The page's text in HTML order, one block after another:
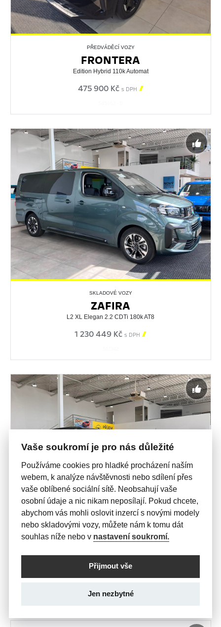
PŘEDVÁDĚCÍ VOZY
FRONTERA
Edition Hybrid 110k Automat
475 900 Kč s DPH 
SKLADOVÉ VOZY
ZAFIRA
L2 XL Elegan 2.2 CDTi 180k AT8
1 230 449 Kč s DPH 
PŘEDVÁDĚCÍ VOZY
ASTRA
NEW ST GS Hybrid TURBO 145k
743 899 Kč 
561889
Vaše soukromí je pro nás důležité
Používáme cookies pro hladké procházení naším
webem, k analýze návštěvnosti nebo sdílení přes
vaše oblíbené sociální sítě. Neobsahují vaše
osobní údaje a nic nikam neposílají. Pokud chcete,
abychom vás mohli oslovit inzercí s novými modely
nebo skladovými vozy, můžete nám k tomu dát
souhlas níže nebo v nastavení soukromí.
Přijmout vše
Jen nezbytné